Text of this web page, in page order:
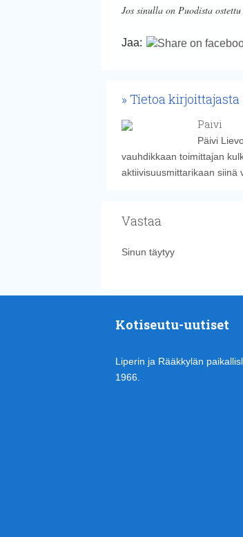
Jos sinulla on Puodista
Jaa:
Tietoa kirjoittajasta
Paivi
Päivi
vauhdikkaan toimittajan
aktiivisuusmittarikaan siinä
Vastaa
Sinun täytyy
Kotiseutu-uutiset
Liperin ja Rääkkylän
1966.